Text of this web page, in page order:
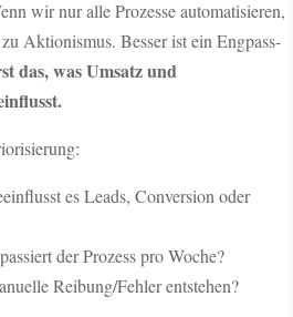
wir nur alle Prozesse automatisieren,
Aktionismus. Besser ist ein Engpass-
das, was Umsatz und
es Leads, Conversion oder
der Prozess pro Woche?
Reibung/Fehler entstehen?